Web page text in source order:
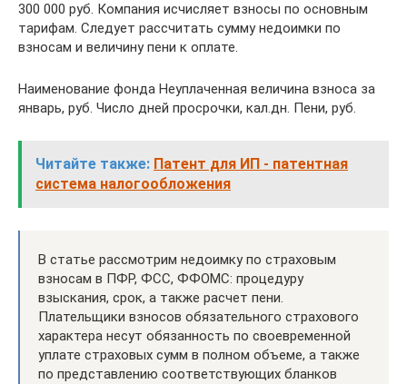
300 000 руб. Компания исчисляет взносы по основным
тарифам. Следует рассчитать сумму недоимки по
взносам и величину пени к оплате.
Наименование фонда Неуплаченная величина взноса за
январь, руб. Число дней просрочки, кал.дн. Пени, руб.
Читайте также: Патент для ИП - патентная
система налогообложения
В статье рассмотрим недоимку по страховым
взносам в ПФР, ФСС, ФФОМС: процедуру
взыскания, срок, а также расчет пени.
Плательщики взносов обязательного страхового
характера несут обязанность по своевременной
уплате страховых сумм в полном объеме, а также
по представлению соответствующих бланков